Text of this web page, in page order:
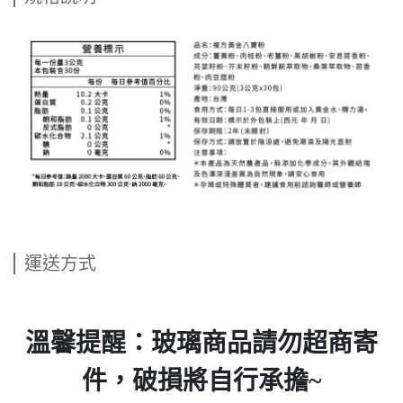
運送方式
溫馨提醒：玻璃商品請勿超商寄
件，破損將自行承擔~